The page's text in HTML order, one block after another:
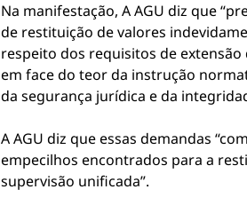
Na manifestação, A AGU diz que
de restituição de valores
respeito dos requisitos de
em face do teor da instrução
da segurança jurídica e da
A AGU diz que essas demandas
empecilhos encontrados para a
supervisão unificada”.